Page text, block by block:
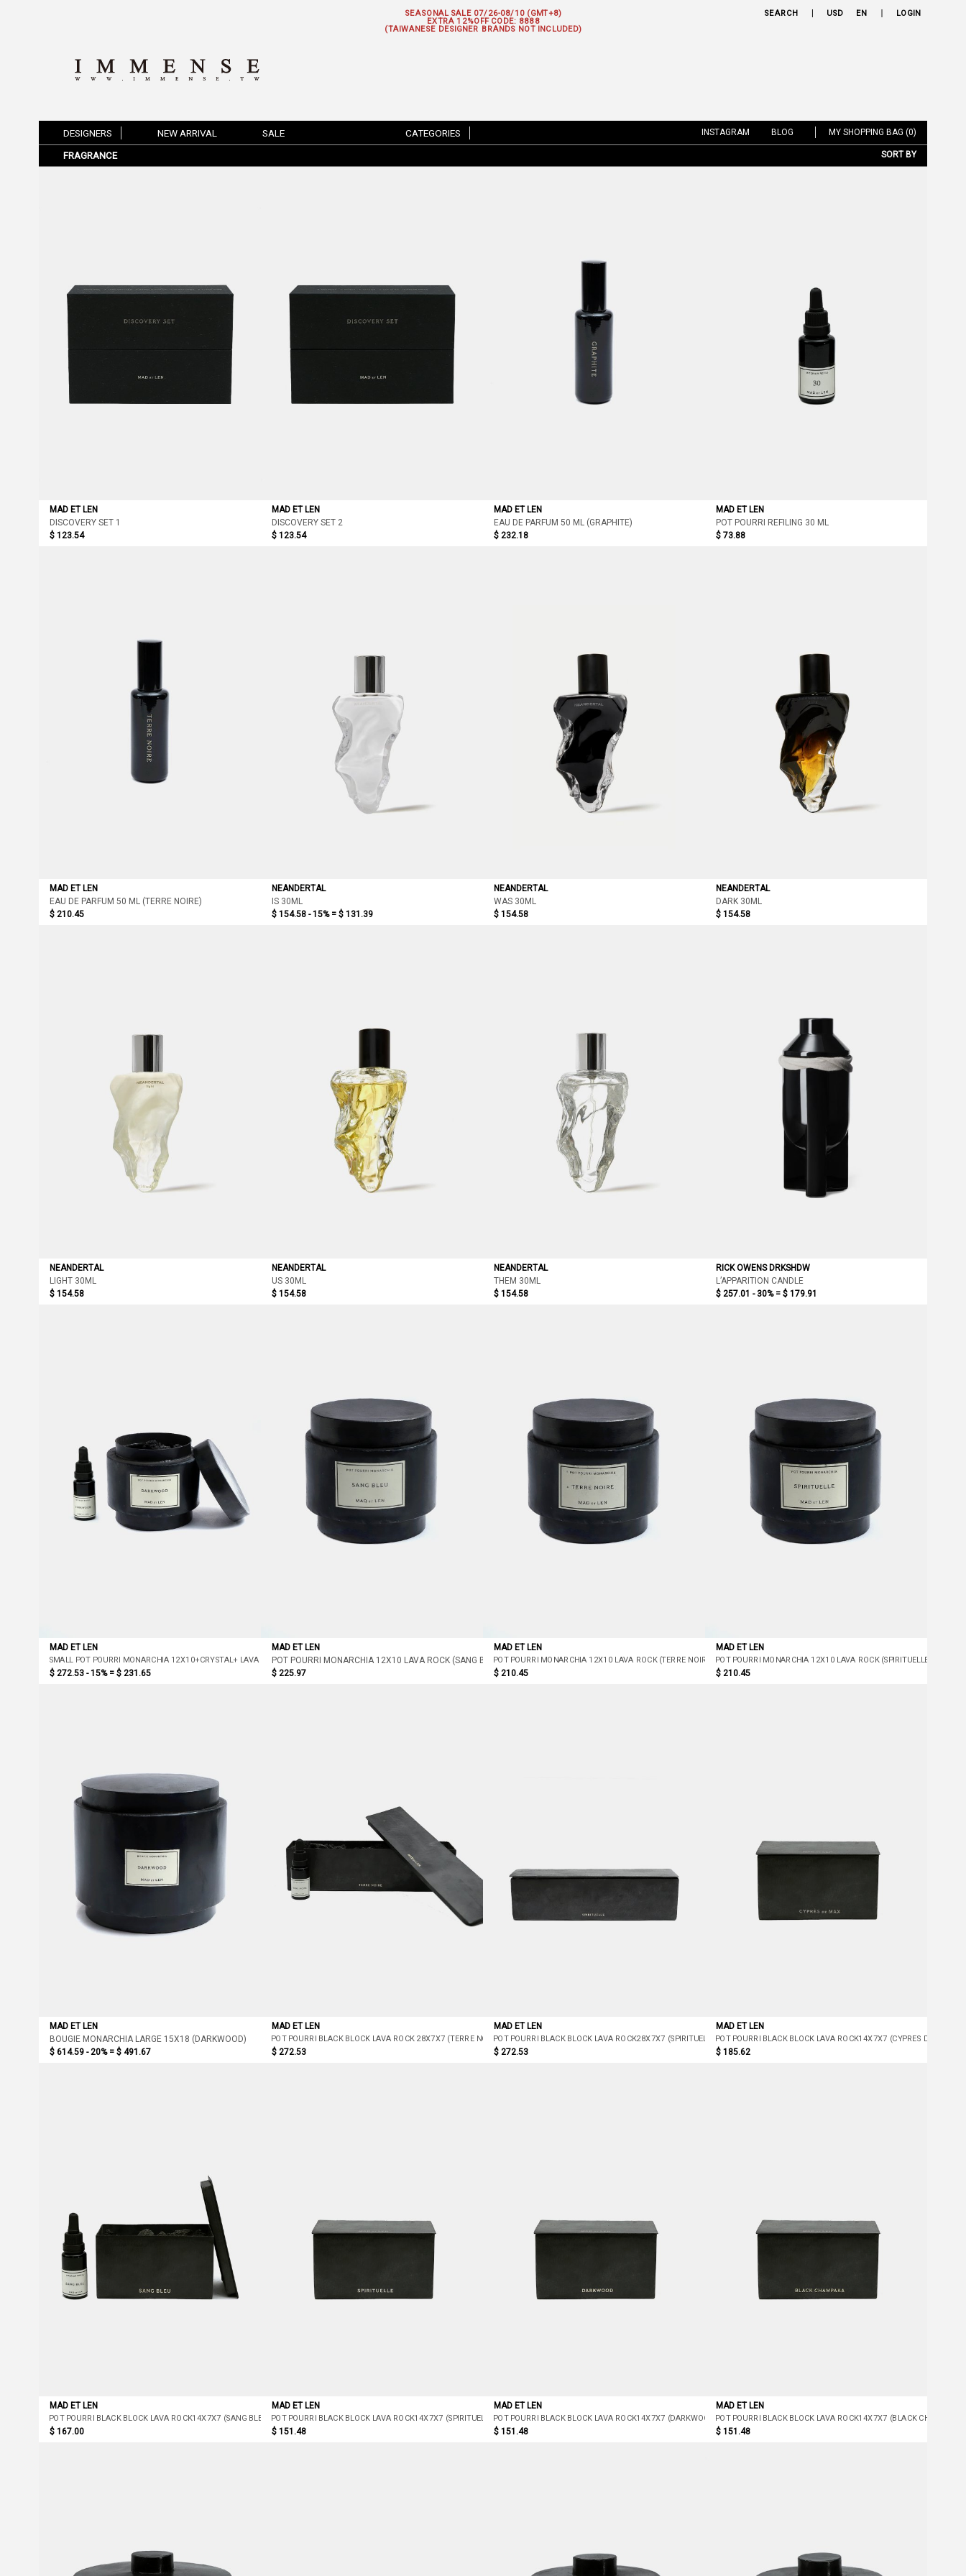
SEASONAL SALE 07/26-08/10 (GMT+8)
EXTRA 12%OFF CODE: 8888
(TAIWANESE DESIGNER BRANDS NOT INCLUDED)
SEARCH USD EN LOGIN
DESIGNERS NEW ARRIVAL SALE CATEGORIES INSTAGRAM BLOG MY SHOPPING BAG (0)
FRAGRANCE SORT BY
MAD ET LEN
DISCOVERY SET 1
$ 123.54
MAD ET LEN
DISCOVERY SET 2
$ 123.54
MAD ET LEN
EAU DE PARFUM 50 ML (GRAPHITE)
$ 232.18
MAD ET LEN
POT POURRI REFILING 30 ML
$ 73.88
MAD ET LEN
EAU DE PARFUM 50 ML (TERRE NOIRE)
$ 210.45
NEANDERTAL
IS 30ML
$ 154.58 - 15% = $ 131.39
NEANDERTAL
WAS 30ML
$ 154.58
NEANDERTAL
DARK 30ML
$ 154.58
NEANDERTAL
LIGHT 30ML
$ 154.58
NEANDERTAL
US 30ML
$ 154.58
NEANDERTAL
THEM 30ML
$ 154.58
RICK OWENS DRKSHDW
L’APPARITION CANDLE
$ 257.01 - 30% =$ 179.91
MAD ET LEN
SMALL POT POURRI MONARCHIA 12X10+CRYSTAL+ LAVA ROCK (DARKWOOD)
$ 272.53 - 15% = $ 231.65
MAD ET LEN
POT POURRI MONARCHIA 12X10 LAVA ROCK (SANG BLEU)
$ 225.97
MAD ET LEN
POT POURRI MONARCHIA 12X10 LAVA ROCK (TERRE NOIRE)
$ 210.45
MAD ET LEN
POT POURRI MONARCHIA 12X10 LAVA ROCK (SPIRITUELLE)
$ 210.45
MAD ET LEN
BOUGIE MONARCHIA LARGE 15X18 (DARKWOOD)
$ 614.59 - 20% = $ 491.67
MAD ET LEN
POT POURRI BLACK BLOCK LAVA ROCK 28X7X7 (TERRE NOIRE)
$ 272.53
MAD ET LEN
POT POURRI BLACK BLOCK LAVA ROCK28X7X7 (SPIRITUELLE)
$ 272.53
MAD ET LEN
POT POURRI BLACK BLOCK LAVA ROCK14X7X7 (CYPRES DE MAX)
$ 185.62
MAD ET LEN
POT POURRI BLACK BLOCK LAVA ROCK14X7X7 (SANG BLEU)
$ 167.00
MAD ET LEN
POT POURRI BLACK BLOCK LAVA ROCK14X7X7 (SPIRITUELLE)
$ 151.48
MAD ET LEN
POT POURRI BLACK BLOCK LAVA ROCK14X7X7 (DARKWOOD)
$ 151.48
MAD ET LEN
POT POURRI BLACK BLOCK LAVA ROCK14X7X7 (BLACK CHAMPAKA)
$ 151.48